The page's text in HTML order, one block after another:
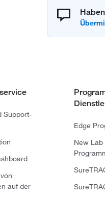
Support-
auf der
Edge
New Lab